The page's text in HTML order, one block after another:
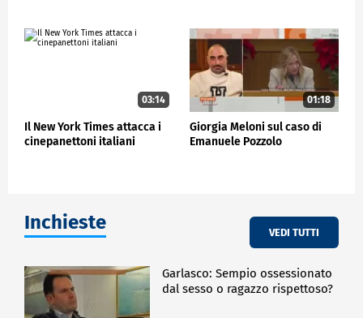
03:14
Il New York Times attacca i
cinepanettoni italiani
01:18
Giorgia Meloni sul caso di
Emanuele Pozzolo
Inchieste VEDI TUTTI
Garlasco: Sempio ossessionato
dal sesso o ragazzo rispettoso?